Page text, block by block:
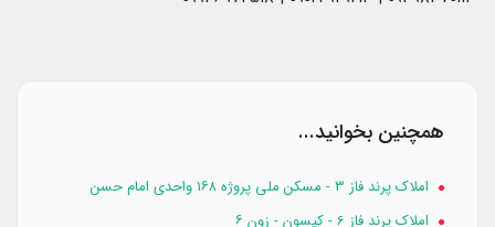
همچنین بخوانید...
املاک پرند فاز 3 - مسکن ملی پروژه ۱۶۸ واحدی امام حسن
املاک پرند فاز 6 - کیسون - زون ۶